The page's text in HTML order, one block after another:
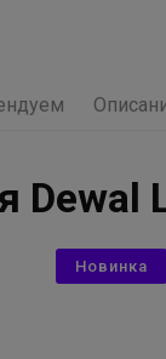
Dewal
Новинка